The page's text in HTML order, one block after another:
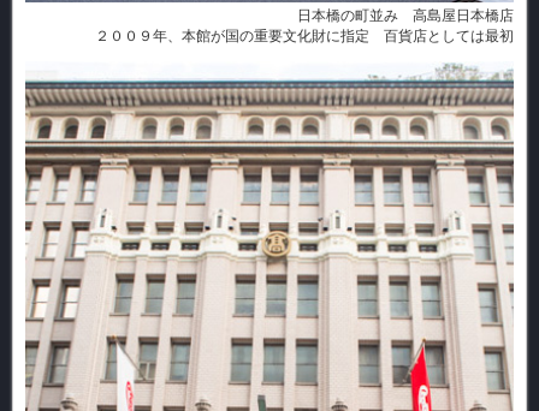
日本橋の町並み 高島屋日本橋店
２００９年、本館が国の重要文化財に指定 百貨店としては最初